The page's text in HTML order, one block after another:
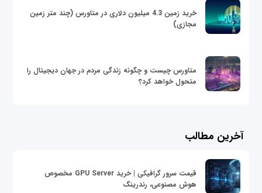
خرید زمین 4.3 میلیون دلاری در متاورس (چند متر زمین
مجازی)
متاورس چیست و چگونه زندگی مردم در جهان دیجیتال را
متحول خواهد کرد؟
آخرین مطالب
قیمت سرور گرافیکی | خرید GPU Server مخصوص
هوش مصنوعی، رندرینگ